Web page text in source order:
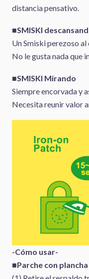
distancia pensativo.
■SMISKI
Un Smiski perezoso
No le gusta nada que
■SMISKI Mirando
Siempre encorvada y
Necesita reunir valor
-Cómo usar-
■Parche con plancha